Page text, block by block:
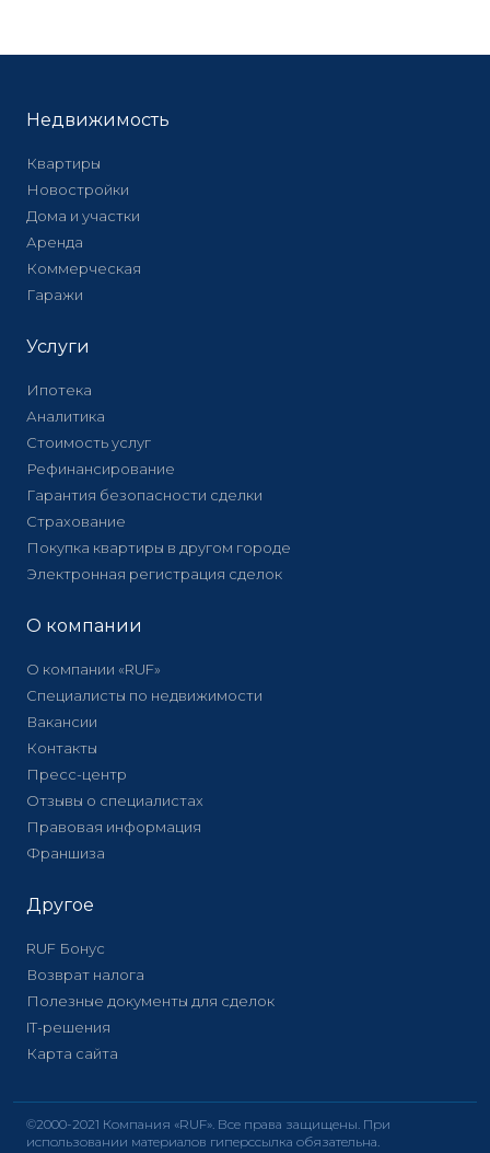
Недвижимость
Квартиры
Новостройки
Дома и участки
Аренда
Коммерческая
Гаражи
Услуги
Ипотека
Аналитика
Стоимость услуг
Рефинансирование
Гарантия безопасности сделки
Страхование
Покупка квартиры в другом городе
Электронная регистрация сделок
О компании
О компании «RUF»
Специалисты по недвижимости
Вакансии
Контакты
Пресс-центр
Отзывы о специалистах
Правовая информация
Франшиза
Другое
RUF Бонус
Возврат налога
Полезные документы для сделок
IT-решения
Карта сайта
©2000-2021 Компания «RUF». Все права защищены. При
использовании материалов гиперссылка обязательна.